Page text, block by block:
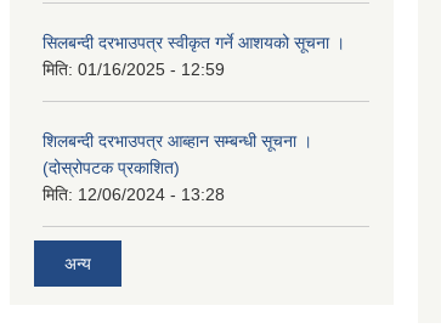
सिलबन्दी दरभाउपत्र स्वीकृत गर्ने आशयको सूचना ।
मिति: 01/16/2025 - 12:59
शिलबन्दी दरभाउपत्र आब्हान सम्बन्धी सूचना ।
(दोस्रोपटक प्रकाशित)
मिति: 12/06/2024 - 13:28
अन्य